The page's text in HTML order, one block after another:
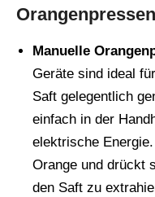
Orangenpressen
Manuelle
Geräte sind ideal
Saft gelegentlich
einfach in der
elektrische
Orange und drückt
den Saft zu